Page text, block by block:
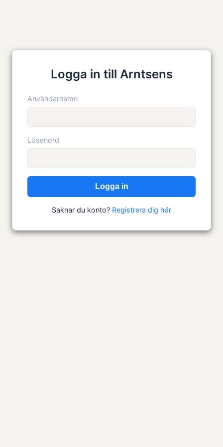
Logga in till Arntsens
Användarnamn
Lösenord
Logga in
Saknar du konto? Registrera dig här